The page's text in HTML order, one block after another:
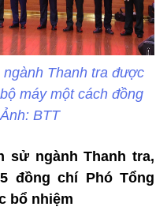
Thanh tra được
máy một cách đồng
BTT
sử ngành Thanh tra,
đồng chí Phó Tổng
bổ nhiệm